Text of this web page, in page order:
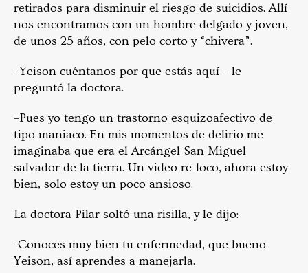
retirados para disminuir el riesgo de suicidios. Allí
nos encontramos con un hombre delgado y joven,
de unos 25 años, con pelo corto y “chivera”.
–Yeison cuéntanos por que estás aquí – le
preguntó la doctora.
–Pues yo tengo un trastorno esquizoafectivo de
tipo maniaco. En mis momentos de delirio me
imaginaba que era el Arcángel San Miguel
salvador de la tierra. Un video re-loco, ahora estoy
bien, solo estoy un poco ansioso.
La doctora Pilar soltó una risilla, y le dijo:
-Conoces muy bien tu enfermedad, que bueno
Yeison, así aprendes a manejarla.